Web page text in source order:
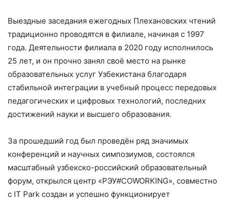
Выездные заседания ежегодных Плехановских чтений
традиционно проводятся в филиале, начиная с 1997
года. Деятельности филиала в 2020 году исполнилось
25 лет, и он прочно занял своё место на рынке
образовательных услуг Узбекистана благодаря
стабильной интеграции в учебный процесс передовых
педагогических и цифровых технологий, последних
достижений науки и высшего образования.
За прошедший год был проведён ряд значимых
конференций и научных симпозиумов, состоялся
масштабный узбекско-российский образовательный
форум, открылся центр «РЭУ#COWORKING», совместно
с IT Park создан и успешно функционирует